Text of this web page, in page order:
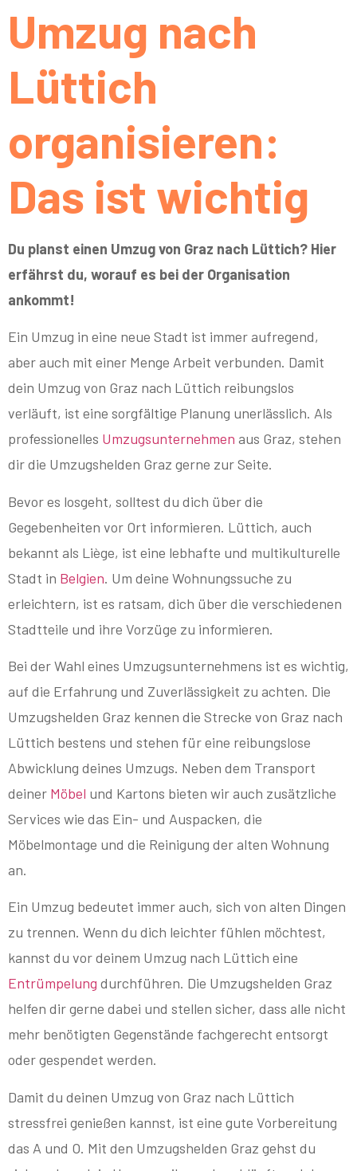
Umzug nach
Lüttich
organisieren:
Das ist wichtig
Du planst einen Umzug von Graz nach Lüttich? Hier
erfährst du, worauf es bei der Organisation
ankommt!
Ein Umzug in eine neue Stadt ist immer aufregend,
aber auch mit einer Menge Arbeit verbunden. Damit
dein Umzug von Graz nach Lüttich reibungslos
verläuft, ist eine sorgfältige Planung unerlässlich. Als
professionelles Umzugsunternehmen aus Graz, stehen
dir die Umzugshelden Graz gerne zur Seite.
Bevor es losgeht, solltest du dich über die
Gegebenheiten vor Ort informieren. Lüttich, auch
bekannt als Liège, ist eine lebhafte und multikulturelle
Stadt in Belgien. Um deine Wohnungssuche zu
erleichtern, ist es ratsam, dich über die verschiedenen
Stadtteile und ihre Vorzüge zu informieren.
Bei der Wahl eines Umzugsunternehmens ist es wichtig,
auf die Erfahrung und Zuverlässigkeit zu achten. Die
Umzugshelden Graz kennen die Strecke von Graz nach
Lüttich bestens und stehen für eine reibungslose
Abwicklung deines Umzugs. Neben dem Transport
deiner Möbel und Kartons bieten wir auch zusätzliche
Services wie das Ein- und Auspacken, die
Möbelmontage und die Reinigung der alten Wohnung
an.
Ein Umzug bedeutet immer auch, sich von alten Dingen
zu trennen. Wenn du dich leichter fühlen möchtest,
kannst du vor deinem Umzug nach Lüttich eine
Entrümpelung durchführen. Die Umzugshelden Graz
helfen dir gerne dabei und stellen sicher, dass alle nicht
mehr benötigten Gegenstände fachgerecht entsorgt
oder gespendet werden.
Damit du deinen Umzug von Graz nach Lüttich
stressfrei genießen kannst, ist eine gute Vorbereitung
das A und O. Mit den Umzugshelden Graz gehst du